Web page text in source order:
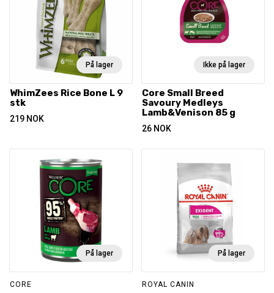
På lager
WhimZees Rice Bone L 9
stk
219 NOK
Ikke på lager
Core Small Breed
Savoury Medleys
Lamb&Venison 85 g
26 NOK
På lager
CORE
På lager
ROYAL CANIN